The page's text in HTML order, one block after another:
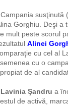
susţinută
Gorghiu. Deşi a
mult peste scorul
Alinei
cu cel al
cu o
de al
Lavinia Şandru a
de activă,